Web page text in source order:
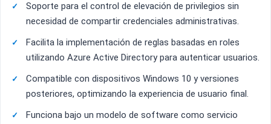
Soporte para el control de elevación de privilegios sin
necesidad de compartir credenciales administrativas.
Facilita la implementación de reglas basadas en roles
utilizando Azure Active Directory para autenticar usuarios.
Compatible con dispositivos Windows 10 y versiones
posteriores, optimizando la experiencia de usuario final.
Funciona bajo un modelo de software como servicio